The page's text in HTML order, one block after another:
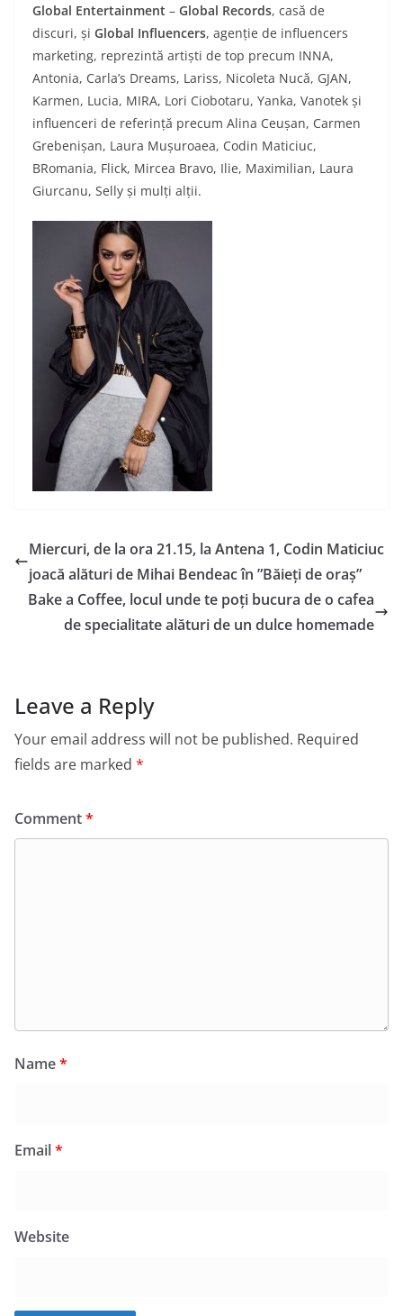
Global Entertainment – Global Records, casă de
discuri, și Global Influencers, agenție de influencers
marketing, reprezintă artiști de top precum INNA,
Antonia, Carla’s Dreams, Lariss, Nicoleta Nucă, GJAN,
Karmen, Lucia, MIRA, Lori Ciobotaru, Yanka, Vanotek și
influenceri de referință precum Alina Ceușan, Carmen
Grebenișan, Laura Mușuroaea, Codin Maticiuc,
BRomania, Flick, Mircea Bravo, Ilie, Maximilian, Laura
Giurcanu, Selly și mulți alții.
Miercuri, de la ora 21.15, la Antena 1, Codin Maticiuc
joacă alături de Mihai Bendeac în ”Băieți de oraș”
Bake a Coffee, locul unde te poți bucura de o cafea
de specialitate alături de un dulce homemade
Leave a Reply
Your email address will not be published. Required
fields are marked *
Comment*
Name*
Email*
Website